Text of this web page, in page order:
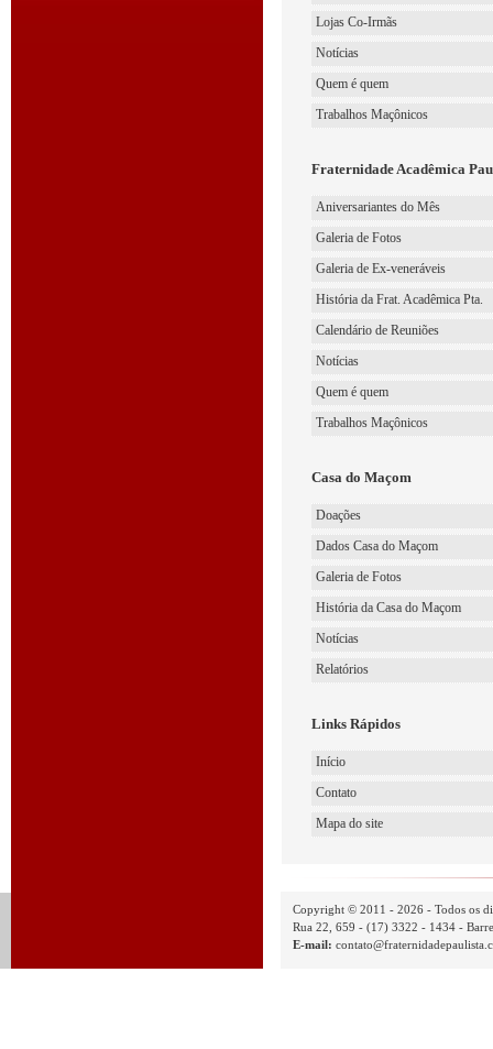
Lojas Co-Irmãs
Notícias
Quem é quem
Trabalhos Maçônicos
Fraternidade Acadêmica
Aniversariantes do Mês
Galeria de Fotos
Galeria de Ex-veneráveis
História da Frat. Acadêmica Pta.
Calendário de Reuniões
Notícias
Quem é quem
Trabalhos Maçônicos
Casa do Maçom
Doações
Dados Casa do Maçom
Galeria de Fotos
História da Casa do Maçom
Notícias
Relatórios
Links Rápidos
Início
Contato
Mapa do site
Copyright © 2011 - 2026 - Todos os
Rua 22, 659 - (17) 3322 - 1434 -
E-mail: